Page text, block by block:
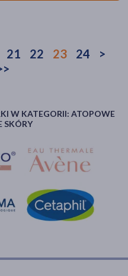
21 22 23 24
>
W KATEGORII: ATOPOWE
SKÓRY